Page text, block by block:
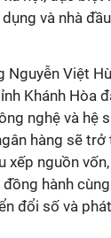
và nhà
Nguyễn Việt
Khánh Hòa
nghệ và hệ
hàng sẽ
xếp nguồn
hành
đổi số và